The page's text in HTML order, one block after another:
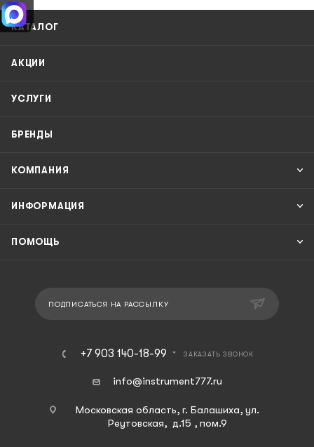
КАТАЛОГ
АКЦИИ
УСЛУГИ
БРЕНДЫ
КОМПАНИЯ
ИНФОРМАЦИЯ
ПОМОЩЬ
ПОДПИСАТЬСЯ НА РАССЫЛКУ
+7 903 140-18-99 ЗАКАЗАТЬ ЗВОНОК
info@instrument777.ru
Московская область, г. Балашиха, ул.
Реутовская, д.15 , пом.9